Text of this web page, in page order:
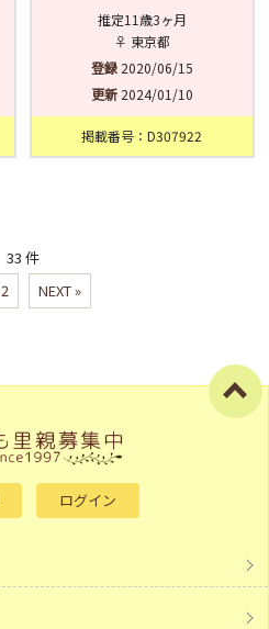
推定11歳3ヶ月
♀ 東京都
登録2020/06/15
更新2024/01/10
掲載番号：D307922
33 件
2 NEXT »
ログイン